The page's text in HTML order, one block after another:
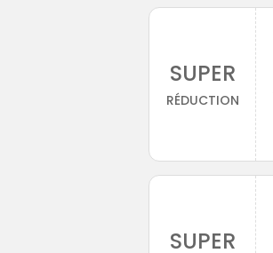
SUPER
RÉDUCTION
SUPER